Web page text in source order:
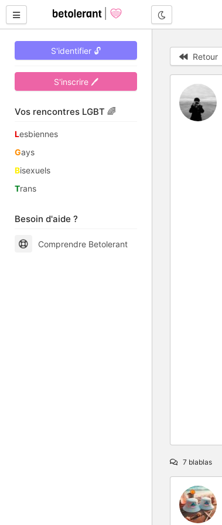
S'identifier 🔓
S'inscrire 🖊
Vos rencontres LGBT 🌈
Lesbiennes
Gays
Bisexuels
Trans
Besoin d'aide ?
Comprendre Betolerant
Retour
7 blablas